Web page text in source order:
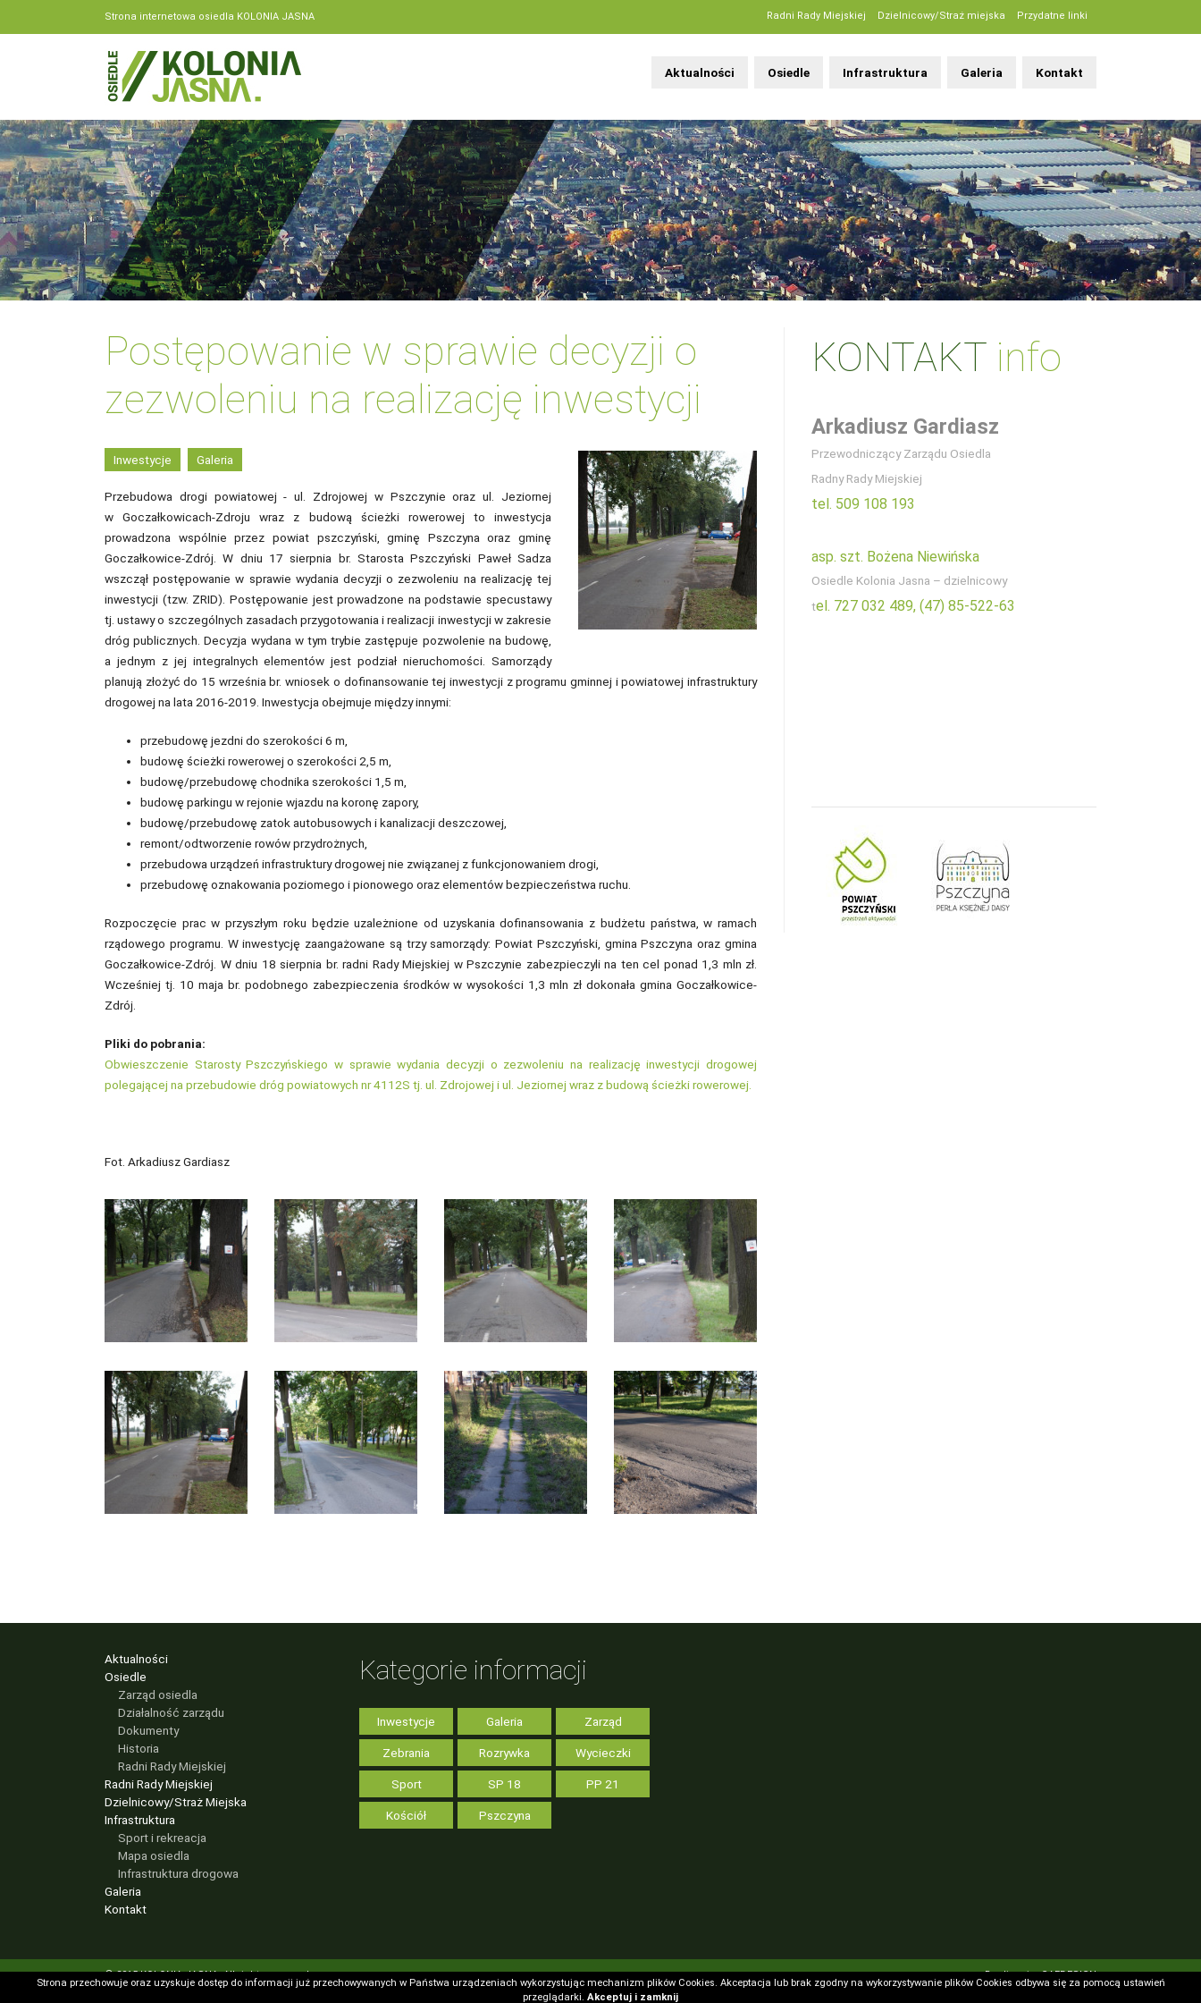
Strona internetowa osiedla KOLONIA JASNA Radni Rady Miejskiej Dzielnicowy/Straż miejska Przydatne linki
Aktualności Osiedle Infrastruktura Galeria Kontakt
Postępowanie w sprawie decyzji o
zezwoleniu na realizację inwestycji
Inwestycje Galeria
Przebudowa drogi powiatowej - ul. Zdrojowej w Pszczynie oraz ul. Jeziornej
w Goczałkowicach-Zdroju wraz z budową ścieżki rowerowej to inwestycja
prowadzona wspólnie przez powiat pszczyński, gminę Pszczyna oraz gminę
Goczałkowice-Zdrój. W dniu 17 sierpnia br. Starosta Pszczyński Paweł Sadza
wszczął postępowanie w sprawie wydania decyzji o zezwoleniu na realizację tej
inwestycji (tzw. ZRID). Postępowanie jest prowadzone na podstawie specustawy
tj. ustawy o szczególnych zasadach przygotowania i realizacji inwestycji w zakresie
dróg publicznych. Decyzja wydana w tym trybie zastępuje pozwolenie na budowę,
a jednym z jej integralnych elementów jest podział nieruchomości. Samorządy
planują złożyć do 15 września br. wniosek o dofinansowanie tej inwestycji z programu gminnej i powiatowej infrastruktury
drogowej na lata 2016-2019. Inwestycja obejmuje między innymi:
przebudowę jezdni do szerokości 6 m,
budowę ścieżki rowerowej o szerokości 2,5 m,
budowę/przebudowę chodnika szerokości 1,5 m,
budowę parkingu w rejonie wjazdu na koronę zapory,
budowę/przebudowę zatok autobusowych i kanalizacji deszczowej,
remont/odtworzenie rowów przydrożnych,
przebudowa urządzeń infrastruktury drogowej nie związanej z funkcjonowaniem drogi,
przebudowę oznakowania poziomego i pionowego oraz elementów bezpieczeństwa ruchu.
Rozpoczęcie prac w przyszłym roku będzie uzależnione od uzyskania dofinansowania z budżetu państwa, w ramach
rządowego programu. W inwestycję zaangażowane są trzy samorządy: Powiat Pszczyński, gmina Pszczyna oraz gmina
Goczałkowice-Zdrój. W dniu 18 sierpnia br. radni Rady Miejskiej w Pszczynie zabezpieczyli na ten cel ponad 1,3 mln zł.
Wcześniej tj. 10 maja br. podobnego zabezpieczenia środków w wysokości 1,3 mln zł dokonała gmina Goczałkowice-
Zdrój.
Pliki do pobrania:
Obwieszczenie Starosty Pszczyńskiego w sprawie wydania decyzji o zezwoleniu na realizację inwestycji drogowej
polegającej na przebudowie dróg powiatowych nr 4112S tj. ul. Zdrojowej i ul. Jeziornej wraz z budową ścieżki rowerowej.
Fot. Arkadiusz Gardiasz
KONTAKT info
Arkadiusz Gardiasz
Przewodniczący Zarządu Osiedla
Radny Rady Miejskiej
tel. 509 108 193
asp. szt. Bożena Niewińska
Osiedle Kolonia Jasna – dzielnicowy
tel. 727 032 489, (47) 85-522-63
Aktualności
Osiedle
Zarząd osiedla
Działalność zarządu
Dokumenty
Historia
Radni Rady Miejskiej
Radni Rady Miejskiej
Dzielnicowy/Straż Miejska
Infrastruktura
Sport i rekreacja
Mapa osiedla
Infrastruktura drogowa
Galeria
Kontakt
Kategorie informacji
Inwestycje Galeria Zarząd
Zebrania Rozrywka Wycieczki
Sport SP 18 PP 21
Kościół Pszczyna
© 2015 KOLONIA JASNA. All rights reserved Realizacja: GAFDESIGN
Strona przechowuje oraz uzyskuje dostęp do informacji już przechowywanych w Państwa urządzeniach wykorzystując mechanizm plików Cookies. Akceptacja lub brak zgodny na wykorzystywanie plików Cookies odbywa się za pomocą ustawień
przeglądarki. Akceptuj i zamknij
Strona przechowuje oraz uzyskuje dostęp do informacji już przechowywanych w Państwa urządzeniach wykorzystując mechanizm plików Cookies. Akceptacja lub brak zgodny na wykorzystywanie plików Cookies odbywa się za pomocą ustawień
przeglądarki. Akceptuj i zamknij